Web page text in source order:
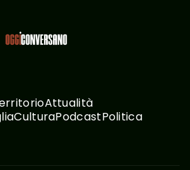
Attualità
CulturaPodcastPolitica